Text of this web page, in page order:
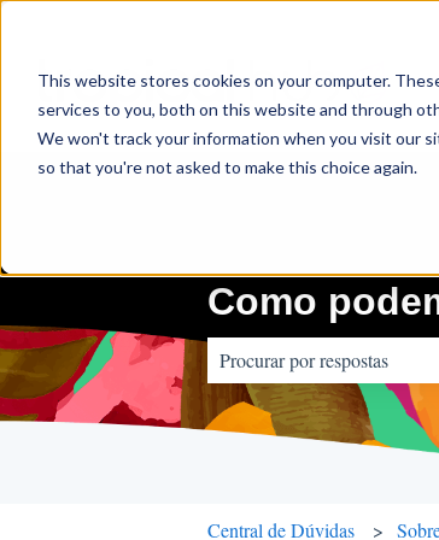
This website stores cookies on your computer.
services to you, both on this website and through
We won't track your information when you visit our
so that you're not asked to make this choice again.
Como
Não há sugestões porque o
Central de Dúvidas